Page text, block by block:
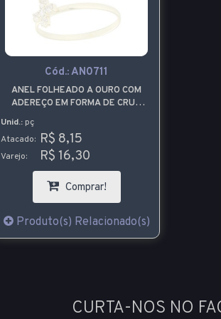
Cód.:AN0711
ANEL FOLHEADO A OURO COM
ADEREÇO EM FORMA DE CRUZ
Unid.: pç
Atacado: R$ 8,15
Varejo: R$ 16,30
Comprar!
Produto(s) Relacionado(s)
CURTA-NOS NO